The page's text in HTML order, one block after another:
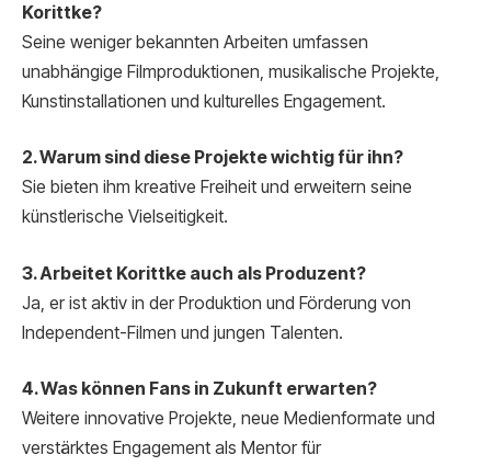
Korittke?
Seine weniger bekannten Arbeiten umfassen
unabhängige Filmproduktionen, musikalische Projekte,
Kunstinstallationen und kulturelles Engagement.
2. Warum sind diese Projekte wichtig für ihn?
Sie bieten ihm kreative Freiheit und erweitern seine
künstlerische Vielseitigkeit.
3. Arbeitet Korittke auch als Produzent?
Ja, er ist aktiv in der Produktion und Förderung von
Independent-Filmen und jungen Talenten.
4. Was können Fans in Zukunft erwarten?
Weitere innovative Projekte, neue Medienformate und
verstärktes Engagement als Mentor für